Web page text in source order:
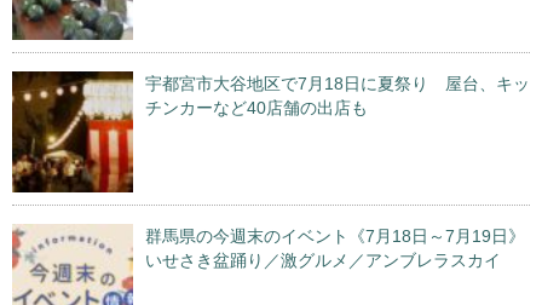
宇都宮市大谷地区で7月18日に夏祭り 屋台、キッ
チンカーなど40店舗の出店も
群馬県の今週末のイベント《7月18日～7月19日》
いせさき盆踊り／激グルメ／アンブレラスカイ